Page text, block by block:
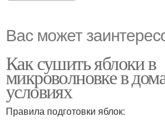
Вас может
Как сушить яблоки в
микроволновке в
условиях
Правила подготовки яблок: